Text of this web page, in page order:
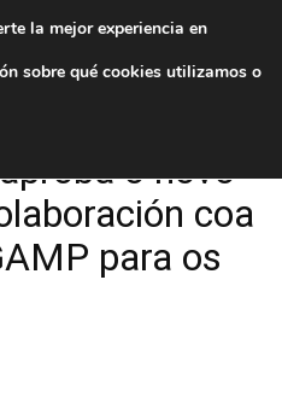
o novo
coa
para os
la mejor experiencia en
sobre qué cookies utilizamos o